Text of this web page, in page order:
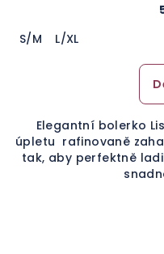
S/M
L/XL
Elegantní bolerko
úpletu rafinovaně
tak, aby perfektně